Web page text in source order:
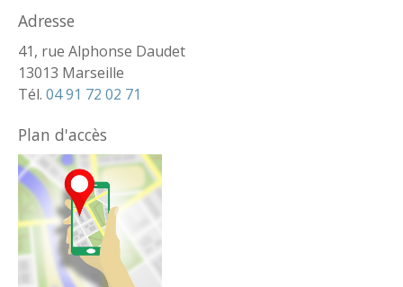
Adresse
41, rue Alphonse Daudet
13013 Marseille
Tél. 04 91 72 02 71
Plan d'accès